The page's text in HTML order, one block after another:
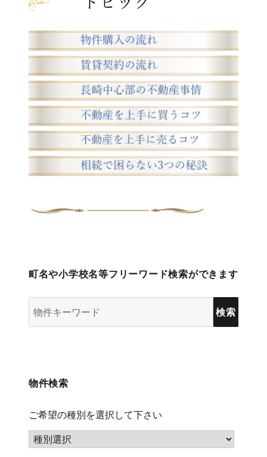
町名や小学校名等フリーワード検索ができます
物
ー
ー
ド)
物件検索
ご希望の種別を選択して下さい